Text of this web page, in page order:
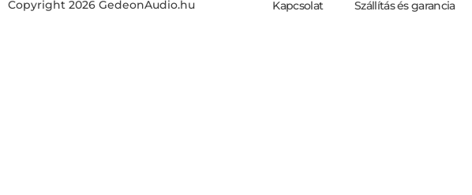
Copyright 2026 GedeonAudio.hu Kapcsolat Szállítás és garancia